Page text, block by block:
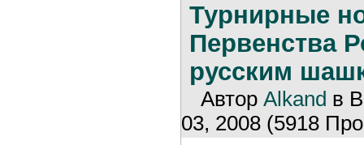
Турнирные
Первенства
русским
Автор Alkand в
03, 2008 (5918